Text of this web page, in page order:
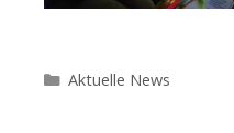
Kategorien
Aktuelle News